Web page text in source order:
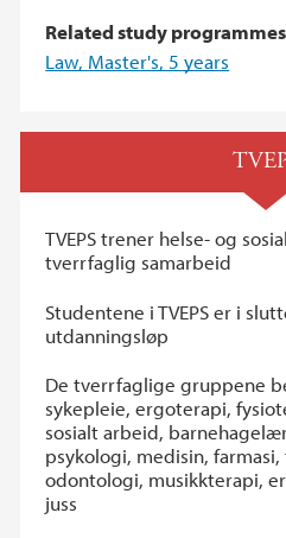
Related study programmes
Law, Master's, 5 years
TVEPS trener helse- og
tverrfaglig samarbeid
Studentene i TVEPS er i
utdanningsløp
De tverrfaglige gruppene
sykepleie, ergoterapi,
sosialt arbeid,
psykologi, medisin,
odontologi, musikkterapi,
juss